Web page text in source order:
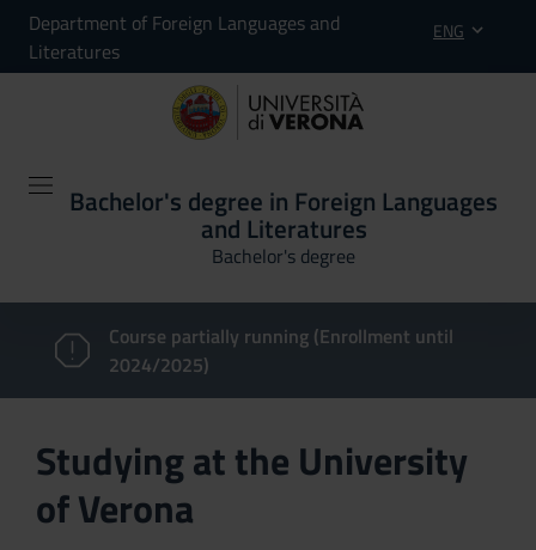
Department of Foreign Languages and
Literatures
ENG
Bachelor's degree in Foreign Languages
and Literatures
Bachelor's degree
Course partially running (Enrollment until
2024/2025)
Studying at the University
of Verona